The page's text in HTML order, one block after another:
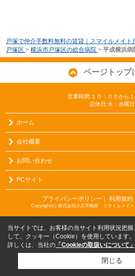
戸塚で仲介手数料無料の賃貸｜スマイルメイト
戸塚区 > 横浜市戸塚区の総合病院 > 平成横浜病
ページトップ
営業時間:１０：００から
定休日:火・水曜日
ホーム
会社概要
お問い合わせ
PCサイト
プライバシーポリシー ｜ 利用規約
Copyright(c) 株式会社小又不動産 スマイルメイ
当サイトでは、お客様の当サイト利用状況把
して、クッキー（Cookie）を使用しています。
詳しくは、当社の 「Cookieの取扱いについて」
閉じる